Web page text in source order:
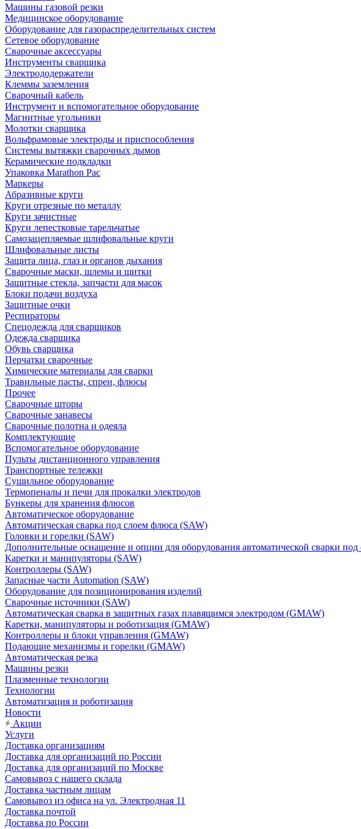
Машины газовой резки
Медицинское оборудование
Оборудование для газораспределительных систем
Сетевое оборудование
Сварочные аксессуары
Инструменты сварщика
Электрододержатели
Клеммы заземления
Сварочный кабель
Инструмент и вспомогательное оборудование
Магнитные угольники
Молотки сварщика
Вольфрамовые электроды и приспособления
Системы вытяжки сварочных дымов
Керамические подкладки
Упаковка Marathon Pac
Маркеры
Абразивные круги
Круги отрезные по металлу
Круги зачистные
Круги лепестковые тарельчатые
Самозацепляемые шлифовальные круги
Шлифовальные листы
Защита лица, глаз и органов дыхания
Сварочные маски, шлемы и щитки
Защитные стекла, запчасти для масок
Блоки подачи воздуха
Защитные очки
Респираторы
Спецодежда для сварщиков
Одежда сварщика
Обувь сварщика
Перчатки сварочные
Химические материалы для сварки
Травильные пасты, спреи, флюсы
Прочее
Сварочные шторы
Сварочные занавесы
Сварочные полотна и одеяла
Комплектующие
Вспомогательное оборудование
Пульты дистанционного управления
Транспортные тележки
Сушильное оборудование
Термопеналы и печи для прокалки электродов
Бункеры для хранения флюсов
Автоматическое оборудование
Автоматическая сварка под слоем флюса (SAW)
Головки и горелки (SAW)
Дополнительные оснащение и опции для оборудования автоматической сварки
Каретки и манипуляторы (SAW)
Контроллеры (SAW)
Запасные части Automation (SAW)
Оборудование для позиционирования изделий
Сварочные источники (SAW)
Автоматическая сварка в защитных газах плавящимся электродом (GMAW)
Каретки, манипуляторы и роботизация (GMAW)
Контроллеры и блоки управления (GMAW)
Подающие механизмы и горелки (GMAW)
Автоматическая резка
Машины резки
Плазменные технологии
Технологии
Автоматизация и роботизация
Новости
Акции
Услуги
Доставка организациям
Доставка для организаций по России
Доставка для организаций по Москве
Самовывоз с нашего склада
Доставка частным лицам
Самовывоз из офиса на ул. Электродная 11
Доставка почтой
Доставка по России